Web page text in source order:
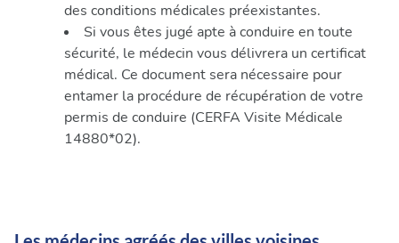
des conditions médicales préexistantes.
Si vous êtes jugé apte à conduire en toute
sécurité, le médecin vous délivrera un certificat
médical. Ce document sera nécessaire pour
entamer la procédure de récupération de votre
permis de conduire (CERFA Visite Médicale
14880*02).